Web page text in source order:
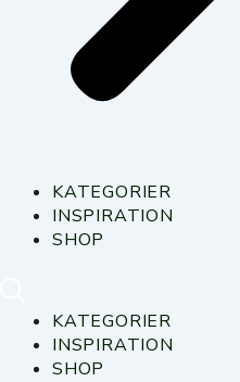
KATEGORIER
INSPIRATION
SHOP
KATEGORIER
INSPIRATION
SHOP